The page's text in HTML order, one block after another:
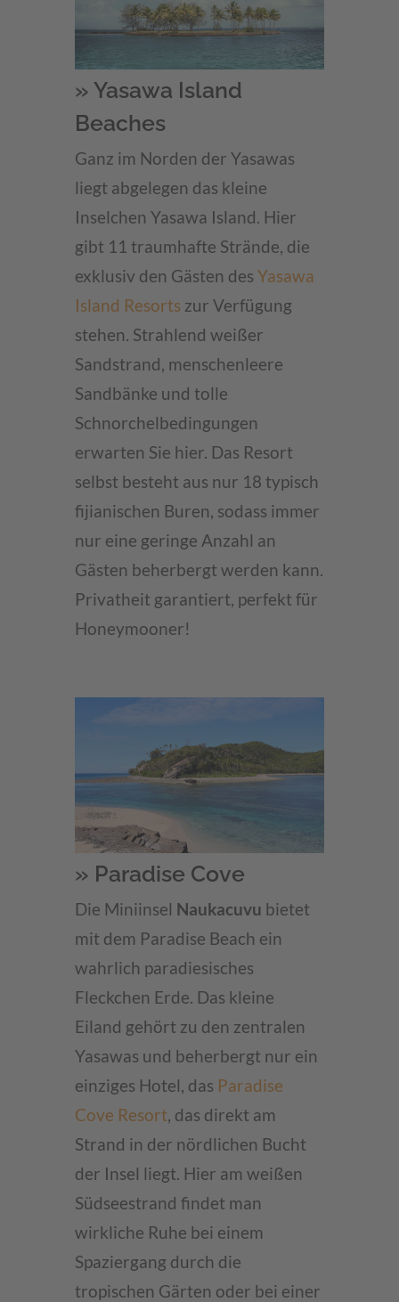
» Yasawa Island
Beaches
Ganz im Norden der Yasawas
liegt abgelegen das kleine
Inselchen Yasawa Island. Hier
gibt 11 traumhafte Strände, die
exklusiv den Gästen des Yasawa
Island Resorts zur Verfügung
stehen. Strahlend weißer
Sandstrand, menschenleere
Sandbänke und tolle
Schnorchelbedingungen
erwarten Sie hier. Das Resort
selbst besteht aus nur 18 typisch
fijianischen Buren, sodass immer
nur eine geringe Anzahl an
Gästen beherbergt werden kann.
Privatheit garantiert, perfekt für
Honeymooner!
» Paradise Cove
Die Miniinsel Naukacuvu bietet
mit dem Paradise Beach ein
wahrlich paradiesisches
Fleckchen Erde. Das kleine
Eiland gehört zu den zentralen
Yasawas und beherbergt nur ein
einziges Hotel, das Paradise
Cove Resort, das direkt am
Strand in der nördlichen Bucht
der Insel liegt. Hier am weißen
Südseestrand findet man
wirkliche Ruhe bei einem
Spaziergang durch die
tropischen Gärten oder bei einer